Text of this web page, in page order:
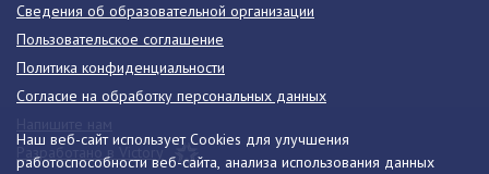
Наш веб-сайт использует Cookies для улучшения
работоспособности веб-сайта, анализа использования данных
Сведения об образовательной организации
Пользовательское соглашение
Политика конфиденциальности
Согласие на обработку персональных данных
Разработано в Victory